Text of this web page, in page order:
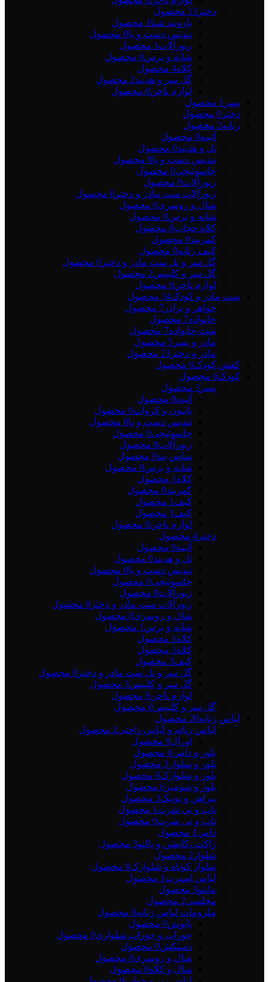
دختر 13 محصول
بازوبند شنا 1 محصول
تندیس دست و پا0 محصول
زیورآلات 1 محصول
شانه و برس0 محصول
کلاه4 محصول
گل سر و هدبند2 محصول
لوازم ناخن0 محصول
پسر 1 محصول
دختر 0 محصول
زنانه2 محصول
آئینه0 محصول
تل و هدبند0 محصول
تندیس دست و پا0 محصول
جاسوئیچی0 محصول
زیورآلات0 محصول
زیورآلات ست مادر و دختر 0 محصول
شال و روسری0 محصول
شانه و برس0 محصول
کلاه حجاب0 محصول
کمربند0 محصول
کیف زنانه0 محصول
گل سر و تل ست مادر و دختر 0 محصول
گل سر و کلیپس2 محصول
لوازم ناخن0 محصول
ست مادر و کودک34 محصول
خواهر و برادر 7 محصول
خانواده7 محصول
ست خانواده7 محصول
مادر و پسر 5 محصول
مادر و دختر 23 محصول
کفش کودک0 محصول
کودک6 محصول
پسر 3 محصول
آئینه0 محصول
پاپیون و کروات0 محصول
تندیس دست و پا0 محصول
جاسوئیچی0 محصول
زیورآلات0 محصول
ساس بند0 محصول
شانه و برس0 محصول
کلاه 1 محصول
کمربند0 محصول
کیف 1 محصول
کیف 1 محصول
لوازم ناخن0 محصول
دختر 4 محصول
آئینه0 محصول
تل و هدبند0 محصول
تندیس دست و پا0 محصول
جاسوئیچی0 محصول
زیورآلات0 محصول
زیورآلات ست مادر و دختر 0 محصول
شال و روسری0 محصول
شانه و برس 1 محصول
کلاه 1 محصول
کلاه 1 محصول
کیف3 محصول
گل سر و تل ست مادر و دختر 0 محصول
گل سر و کلیپس3 محصول
لوازم ناخن0 محصول
گل سر و کلیپس0 محصول
لباس زنانه20 محصول
لباس زنانه و لباس راحتی2 محصول
اورال0 محصول
بلوز و دامن0 محصول
بلوز و شلوار 3 محصول
بلوز و شلوارک0 محصول
بلوز و شومیز 6 محصول
پیراهن و تونیک3 محصول
تاپ و تی شرت 1 محصول
تاپ و تی شرت0 محصول
دامن 1 محصول
ژاکت ،کاپشن و پالتو3 محصول
شلوار 2 محصول
شلوار کوتاه و شلوارک0 محصول
لباس اسپرت 1 محصول
مانتو3 محصول
مجلسی2 محصول
ملزومات لباس زنانه0 محصول
پاپوش0 محصول
جوراب و جوراب شلواری0 محصول
دستکش0 محصول
شال و روسری0 محصول
شال و کلاه0 محصول